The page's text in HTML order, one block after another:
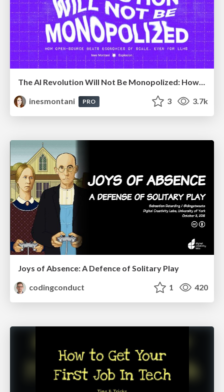
The AI Revolution Will Not Be Monopolized: How open-source beats economies of scale, even for LLMs
inesmontani
PRO 3 3.7k
Joys of Absence: A Defence of Solitary Play
codingconduct
1 420